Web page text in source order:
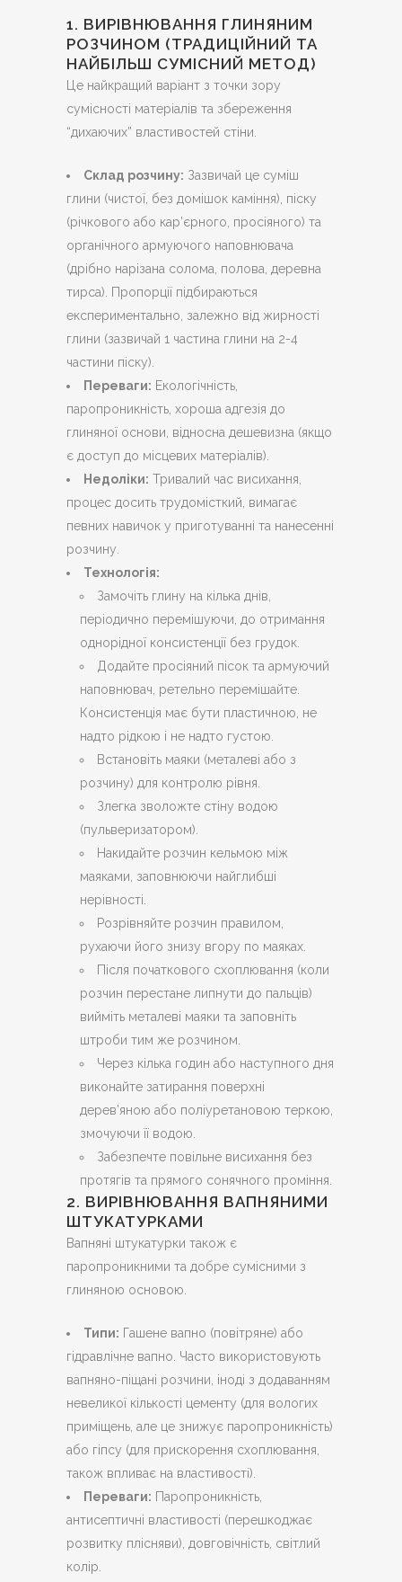
1. ВИРІВНЮВАННЯ ГЛИНЯНИМ
РОЗЧИНОМ (ТРАДИЦІЙНИЙ ТА
НАЙБІЛЬШ СУМІСНИЙ МЕТОД)
Це найкращий варіант з точки зору
сумісності матеріалів та збереження
“дихаючих” властивостей стіни.
Склад розчину: Зазвичай це суміш
глини (чистої, без домішок каміння), піску
(річкового або кар’єрного, просіяного) та
органічного армуючого наповнювача
(дрібно нарізана солома, полова, деревна
тирса). Пропорції підбираються
експериментально, залежно від жирності
глини (зазвичай 1 частина глини на 2-4
частини піску).
Переваги: Екологічність,
паропроникність, хороша адгезія до
глиняної основи, відносна дешевизна (якщо
є доступ до місцевих матеріалів).
Недоліки: Тривалий час висихання,
процес досить трудомісткий, вимагає
певних навичок у приготуванні та нанесенні
розчину.
Технологія:
Замочіть глину на кілька днів,
періодично перемішуючи, до отримання
однорідної консистенції без грудок.
Додайте просіяний пісок та армуючий
наповнювач, ретельно перемішайте.
Консистенція має бути пластичною, не
надто рідкою і не надто густою.
Встановіть маяки (металеві або з
розчину) для контролю рівня.
Злегка зволожте стіну водою
(пульверизатором).
Накидайте розчин кельмою між
маяками, заповнюючи найглибші
нерівності.
Розрівняйте розчин правилом,
рухаючи його знизу вгору по маяках.
Після початкового схоплювання (коли
розчин перестане липнути до пальців)
вийміть металеві маяки та заповніть
штроби тим же розчином.
Через кілька годин або наступного дня
виконайте затирання поверхні
дерев’яною або поліуретановою теркою,
змочуючи її водою.
Забезпечте повільне висихання без
протягів та прямого сонячного проміння.
2. ВИРІВНЮВАННЯ ВАПНЯНИМИ
ШТУКАТУРКАМИ
Вапняні штукатурки також є
паропроникними та добре сумісними з
глиняною основою.
Типи: Гашене вапно (повітряне) або
гідравлічне вапно. Часто використовують
вапняно-піщані розчини, іноді з додаванням
невеликої кількості цементу (для вологих
приміщень, але це знижує паропроникність)
або гіпсу (для прискорення схоплювання,
також впливає на властивості).
Переваги: Паропроникність,
антисептичні властивості (перешкоджає
розвитку плісняви), довговічність, світлий
колір.